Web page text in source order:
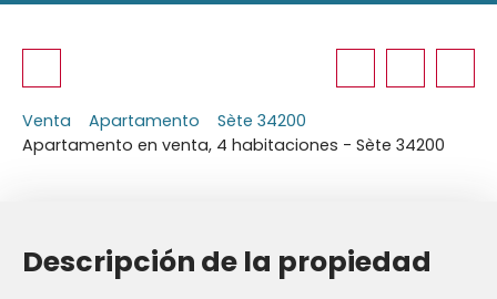
Venta Apartamento
Sète 34200
Apartamento en venta, 4 habitaciones - Sète 34200
Descripción de la propiedad